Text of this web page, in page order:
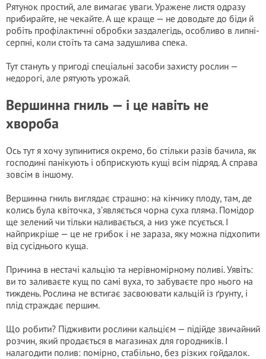
Рятунок простий, але вимагає уваги. Уражене листя одразу
прибирайте, не чекайте. А ще краще — не доводьте до біди й
робіть профілактичні обробки заздалегідь, особливо в липні-
серпні, коли стоїть та сама задушлива спека.
Тут стануть у пригоді спеціальні засоби захисту рослин —
недорогі, але рятують урожай.
Вершинна гниль — і це навіть не
хвороба
Ось тут я хочу зупинитися окремо, бо стільки разів бачила, як
господині панікують і обприскують кущі всім підряд. А справа
зовсім в іншому.
Вершинна гниль виглядає страшно: на кінчику плоду, там, де
колись була квіточка, з’являється чорна суха пляма. Помідор
ще зелений чи тільки наливається, а низ уже псується. І
найприкріше — це не грибок і не зараза, яку можна підхопити
від сусіднього куща.
Причина в нестачі кальцію та нерівномірному поливі. Уявіть:
ви то заливаєте кущ по самі вуха, то забуваєте про нього на
тиждень. Рослина не встигає засвоювати кальцій із ґрунту, і
плід страждає першим.
Що робити? Підживити рослини кальцієм — підійде звичайний
розчин, який продається в магазинах для городників. І
налагодити полив: помірно, стабільно, без різких гойдалок.